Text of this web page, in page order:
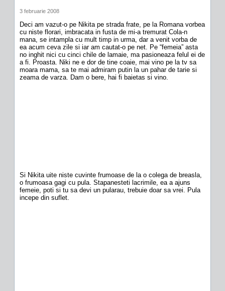
3 februarie 2008
Deci am vazut-o pe Nikita pe strada frate, pe la Romana vorbea
cu niste florari, imbracata in fusta de mi-a tremurat Cola-n
mana, se intampla cu mult timp in urma, dar a venit vorba de
ea acum ceva zile si iar am cautat-o pe net. Pe “femeia” asta
no inghit nici cu cinci chile de lamaie, ma pasioneaza felul ei de
a fi. Proasta. Niki ne e dor de tine coaie, mai vino pe la tv sa
moara mama, sa te mai admiram putin la un pahar de tarie si
zeama de varza. Dam o bere, hai fi baietas si vino.
Si Nikita uite niste cuvinte frumoase de la o colega de breasla,
o frumoasa gagi cu pula. Stapanesteti lacrimile, ea a ajuns
femeie, poti si tu sa devi un pularau, trebuie doar sa vrei. Pula
incepe din suflet.